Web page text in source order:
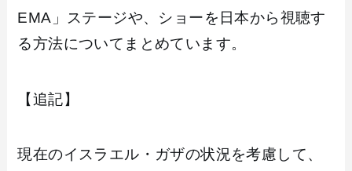
EMA」ステージや、ショーを日本から視聴す
る方法についてまとめています。
【追記】
現在のイスラエル・ガザの状況を考慮して、